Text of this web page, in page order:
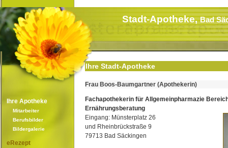
Stadt-Apotheke,Bad
Ihre Apotheke
Mitarbeiter
Berufsbilder
Bildergalerie
eRezept
Ihre Stadt-Apotheke
Frau Boos-Baumgartner (Apothekerin)
Fachapothekerin für Allgemeinpharmazie
Ernährungsberatung
Eingang: Münsterplatz 26
und Rheinbrückstraße 9
79713 Bad Säckingen